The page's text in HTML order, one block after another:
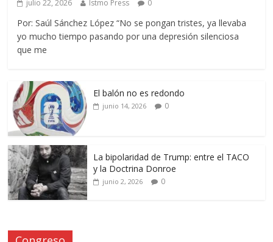
julio 22, 2026 Istmo Press 0
Por: Saúl Sánchez López “No se pongan tristes, ya llevaba
yo mucho tiempo pasando por una depresión silenciosa
que me
El balón no es redondo
junio 14, 2026 0
La bipolaridad de Trump: entre el TACO
y la Doctrina Donroe
junio 2, 2026 0